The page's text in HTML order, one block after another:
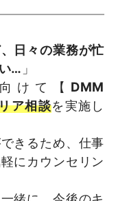
日々の業務が忙
… 」
けて【 DMM
ア相談を実施し
きるため、仕事
にカウンセリン